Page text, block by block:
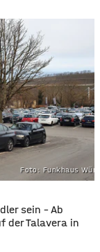
Foto: Funkhaus
sein – Ab
der Talavera in